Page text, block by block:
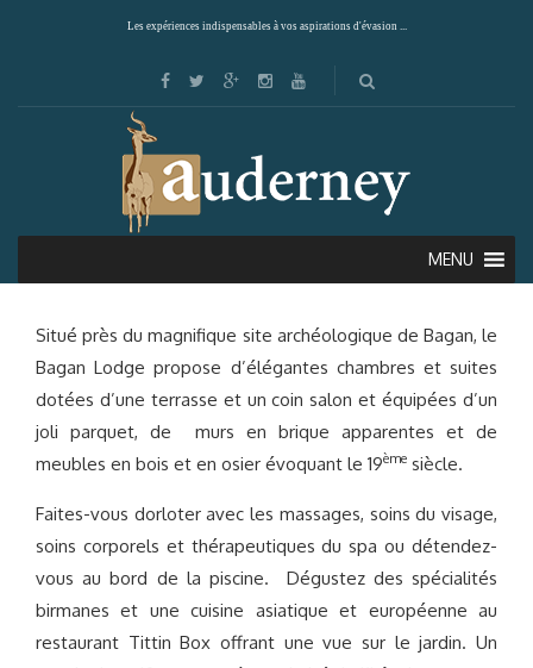
Les expériences indispensables à vos aspirations d'évasion ...
MENU
BAGAN LODGE (BAGAN)
Situé près du magnifique site archéologique de Bagan, le
Bagan Lodge propose d’élégantes chambres et suites
dotées d’une terrasse et un coin salon et équipées d’un
joli parquet, de murs en brique apparentes et de
meubles en bois et en osier évoquant le 19ème siècle.
Faites-vous dorloter avec les massages, soins du visage,
soins corporels et thérapeutiques du spa ou détendez-
vous au bord de la piscine. Dégustez des spécialités
birmanes et une cuisine asiatique et européenne au
restaurant Tittin Box offrant une vue sur le jardin. Un